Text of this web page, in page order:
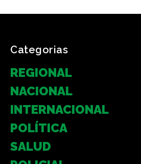
Categorias
REGIONAL
NACIONAL
INTERNACIONAL
POLÍTICA
SALUD